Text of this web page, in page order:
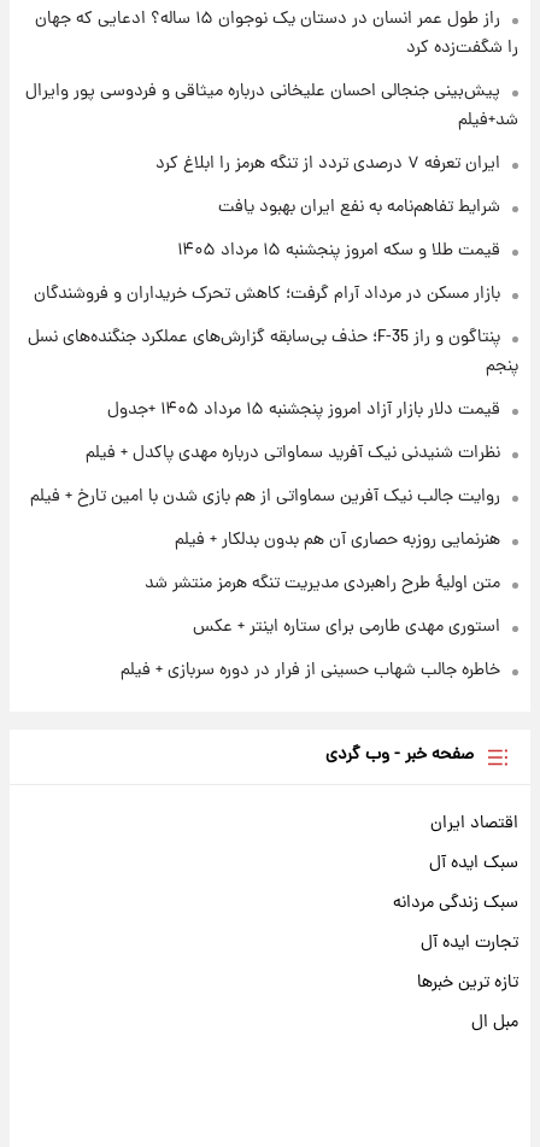
۱ روز پیش
ارزش سهام عدالت برای امروز چهارشنبه ۱۴ مرداد
۱ روز پیش
آغاز طرح جدید فروش مشارکت در تولید سایپا؛
سود مشارکت چند درصد است؟
راز طول عمر انسان در دستان یک نوجوان ۱۵ ساله؟ ادعایی که جهان
را شگفت‌زده کرد
پیش‌بینی جنجالی احسان علیخانی درباره میثاقی و فردوسی پور وایرال
شد+فیلم
ایران تعرفه ۷ درصدی تردد از تنگه هرمز را ابلاغ کرد
شرایط تفاهم‌نامه به نفع ایران بهبود یافت
قیمت طلا و سکه امروز پنجشنبه ۱۵ مرداد ۱۴۰۵
بازار مسکن در مرداد آرام گرفت؛ کاهش تحرک خریداران و فروشندگان
پنتاگون و راز F-35؛ حذف بی‌سابقه گزارش‌های عملکرد جنگنده‌های نسل
پنجم
قیمت دلار بازار آزاد امروز پنجشنبه ۱۵ مرداد ۱۴۰۵ +جدول
نظرات شنیدنی نیک آفرید سماواتی درباره مهدی پاکدل + فیلم
روایت جالب نیک آفرین سماواتی از هم بازی شدن با امین تارخ + فیلم
هنرنمایی روزبه حصاری آن هم بدون بدلکار + فیلم
متن اولیۀ طرح راهبردی مدیریت تنگه هرمز منتشر شد
استوری مهدی طارمی برای ستاره اینتر + عکس
خاطره جالب شهاب حسینی از فرار در دوره سربازی + فیلم
صفحه خبر - وب گردی
اقتصاد ایران
سبک ایده آل
سبک زندگی مردانه
تجارت ایده آل
تازه ترین خبرها
مبل ال